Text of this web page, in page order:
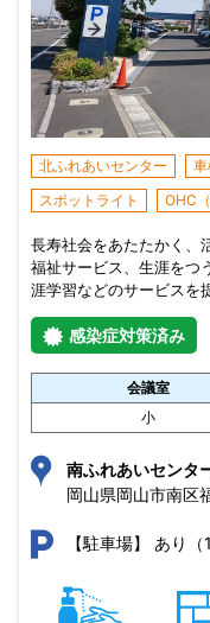
北ふれあいセンター
スポットライト
OHC
長寿社会をあたたかく、
福祉サービス、生涯をつ
涯学習などのサービスを
感染症対策済み
会議室
小
南ふれあいセンタ
岡山県岡山市南区
【駐車場】 あり（